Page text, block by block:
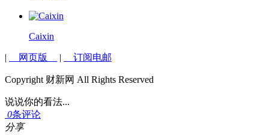
Caixin
| 网页版 | 订阅电邮
Copyright 财新网 All Rights Reserved
说说你的看法...
0条评论
分享